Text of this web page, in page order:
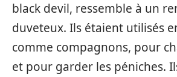
black devil, ressemble à un
duveteux. Ils étaient utilisés
comme compagnons, pour
et pour garder les péniches.